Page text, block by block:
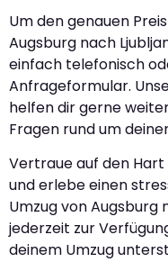
Um den genauen
Augsburg nach
einfach telefonisch
Anfrageformular.
helfen dir gerne
Fragen rund um
Vertraue auf den Hart
und erlebe einen
Umzug von Augsburg
jederzeit zur
deinem Umzug